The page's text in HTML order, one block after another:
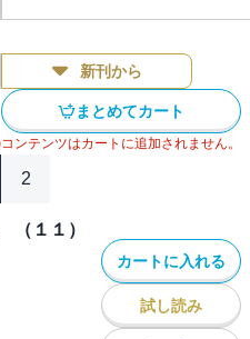
新刊から
まとめてカート
ンテンツはカートに追加されません。
2
（１１）
カートに入れる
試し読み